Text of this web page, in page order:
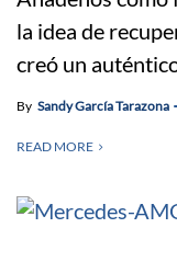
la idea de
creó un
By Sandy García Tarazona
READ MORE